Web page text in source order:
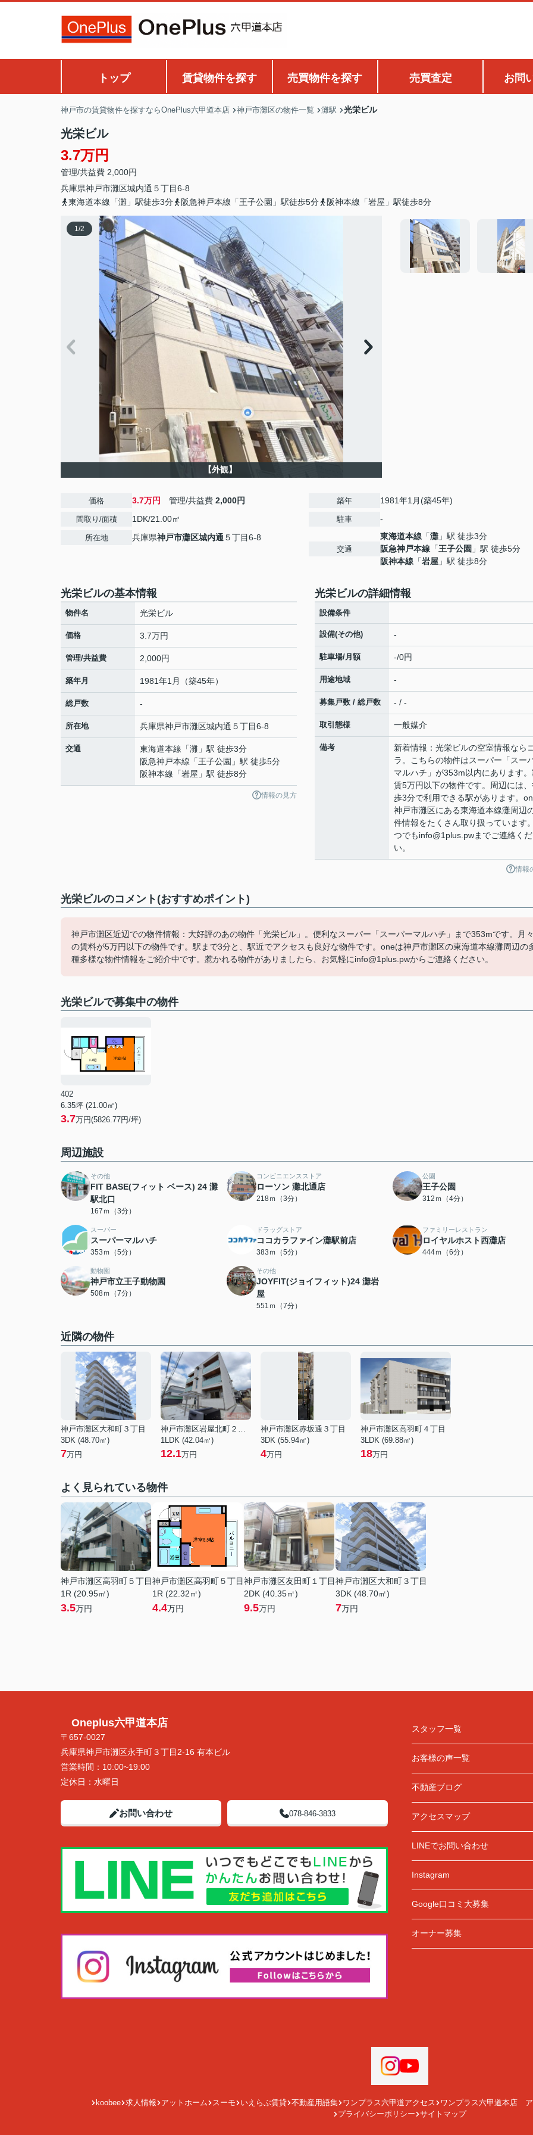
トップ 賃貸物件を探す 売買物件を探す 売買査定 お問
神戸市の賃貸物件を探すならOnePlus六甲道本店 神戸市灘区の物件一覧 灘駅 光栄ビル
光栄ビル
3.7万円
管理/共益費 2,000円
兵庫県神戸市灘区城内通 ５丁目6-8
東海道本線「灘」駅徒歩3分
阪急神戸本線「王子公園」駅徒歩5分 阪神本線「岩屋」駅徒歩8分
1/2
【外観】
価格 3.7万円 管理/共益費 2,000円
間取り/面積 1DK/21.00㎡
所在地 兵庫県神戸市灘区城内通 ５丁目6-8
築年 1981年1月(築45年)
駐車 -
交通
東海道本線 「灘 」駅 徒歩3分
阪急神戸本線 「王子公園 」駅 徒歩5分
阪神本線 「岩屋 」駅 徒歩8分
光栄ビルの基本情報
物件名 光栄ビル
価格 3.7万円
管理/共益費 2,000円
築年月 1981年1月（築45年）
総戸数 -
所在地 兵庫県神戸市灘区城内通 ５丁目6-8
交通 東海道本線 「灘 」駅 徒歩3分
阪急神戸本線 「王子公園 」駅 徒歩5分
阪神本線 「岩屋 」駅 徒歩8分
情報の見方
光栄ビルの詳細情報
設備条件
設備(その他) -
駐車場/月額 -/0円
用途地域 -
募集戸数 / 総戸数 - / -
取引態様 一般媒介
備考
新着情報：光栄ビルの空室情報なら
ラ。こちらの物件はスーパー「スー
マルハチ」が353m以内にあります。
賃5万円以下の物件です。周辺には、
歩3分で利用できる駅があります。
神戸市灘区にある東海道本線灘周辺
件情報をたくさん取り扱っています
つでもinfo@1plus.pwまでご連絡くだ
い。
情報
光栄ビルのコメント(おすすめポイント)
神戸市灘区近辺での物件情報：大好評のあの物件「光栄ビル」。便利なスーパー「スーパーマルハチ」まで353mです。月々
の賃料が5万円以下の物件です。駅まで3分と、駅近でアクセスも良好な物件です。oneは神戸市灘区の東海道本線灘周辺の
種多様な物件情報をご紹介中です。惹かれる物件がありましたら、お気軽にinfo@1plus.pwからご連絡ください。
光栄ビルで募集中の物件
402
6.35坪 (21.00㎡)
3.7万円(5826.77円/坪)
周辺施設
その他
FIT BASE(フィット ベース) 24 灘
駅北口
167ｍ（3分）
コンビニエンスストア
ローソン 灘北通店
218ｍ（3分）
公園
王子公園
312ｍ（4分）
スーパー
スーパーマルハチ
353ｍ（5分）
ドラッグストア
ココカラファイン灘駅前店
383ｍ（5分）
ファミリーレストラン
ロイヤルホスト西灘店
444ｍ（6分）
動物園
神戸市立王子動物園
508ｍ（7分）
その他
JOYFIT(ジョイフィット)24 灘岩
屋
551ｍ（7分）
近隣の物件
神戸市灘区大和町３丁目
3DK (48.70㎡)
7万円
神戸市灘区岩屋北町２丁目
1LDK (42.04㎡)
12.1万円
神戸市灘区赤坂通３丁目
3DK (55.94㎡)
4万円
神戸市灘区高羽町４丁目
3LDK (69.88㎡)
18万円
よく見られている物件
神戸市灘区高羽町５丁目
1R (20.95㎡)
3.5万円
神戸市灘区高羽町５丁目
1R (22.32㎡)
4.4万円
神戸市灘区友田町１丁目
2DK (40.35㎡)
9.5万円
神戸市灘区大和町３丁目
3DK (48.70㎡)
7万円
Oneplus六甲道本店
〒657-0027
兵庫県神戸市灘区永手町３丁目2-16 有本ビル
営業時間： 10:00~19:00
定休日： 水曜日
お問い合わせ 078-846-3833
スタッフ一覧
お客様の声一覧
不動産ブログ
アクセスマップ
LINEでお問い合わせ
Instagram
Google口コミ大募集
オーナー募集
koobee 求人情報 アットホーム スーモ いえらぶ賃貸 不動産用語集 ワンプラス六甲道アクセス ワンプラス六甲道本店
プライバシーポリシー サイトマップ